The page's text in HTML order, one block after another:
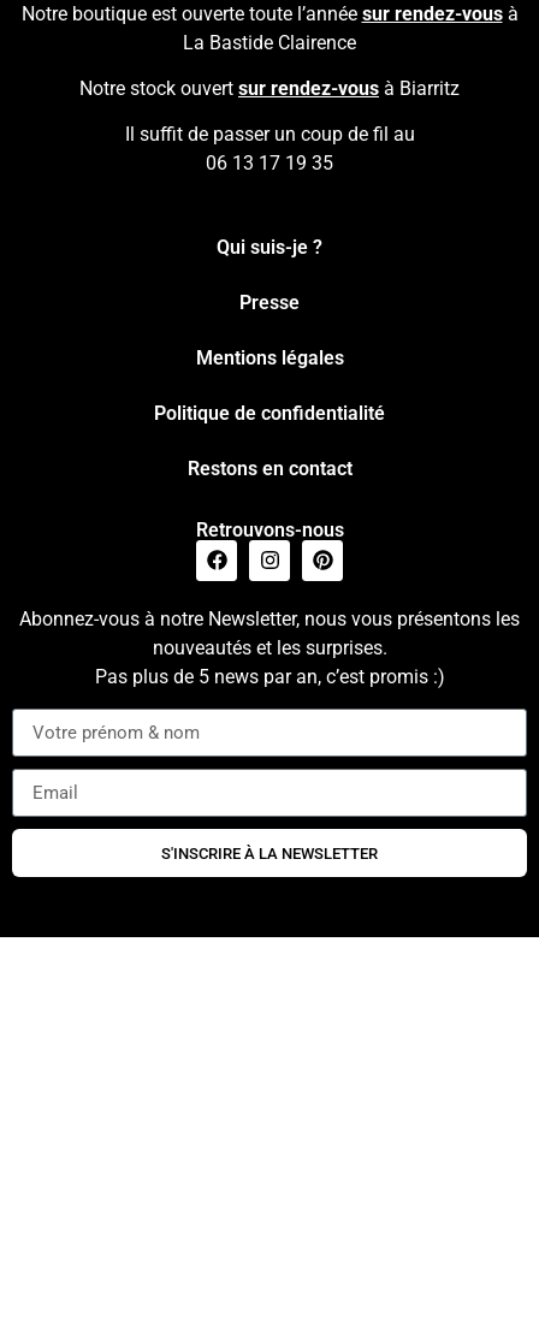
Notre boutique est ouverte toute l’année sur rendez-vousà
La Bastide Clairence
Notre stock ouvert sur rendez-vous à Biarritz
Il suffit de passer un coup de fil au
06 13 17 19 35
Qui suis-je ?
Presse
Mentions légales
Politique de confidentialité
Restons en contact
Retrouvons-nous
Abonnez-vous à notre Newsletter, nous vous présentons les
nouveautés et les surprises.
Pas plus de 5 news par an, c’est promis :)
S'INSCRIRE À LA NEWSLETTER